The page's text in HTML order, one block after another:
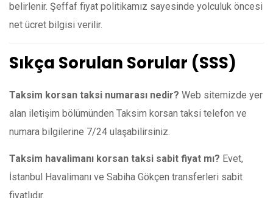
belirlenir. Şeffaf fiyat politikamız sayesinde yolculuk öncesi
net ücret bilgisi verilir.
Sıkça Sorulan Sorular (SSS)
Taksim korsan taksi numarası nedir? Web sitemizde yer
alan iletişim bölümünden Taksim korsan taksi telefon ve
numara bilgilerine 7/24 ulaşabilirsiniz.
Taksim havalimanı korsan taksi sabit fiyat mı? Evet,
İstanbul Havalimanı ve Sabiha Gökçen transferleri sabit
fiyatlıdır.